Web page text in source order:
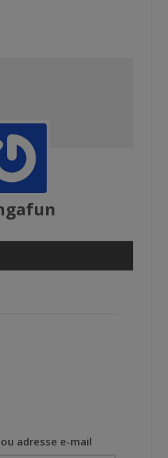
adresse e-mail